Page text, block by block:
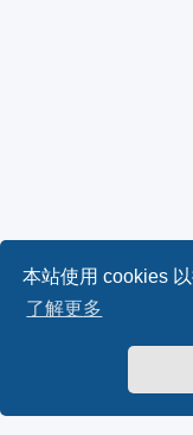
本站使用 cookies
了解更多